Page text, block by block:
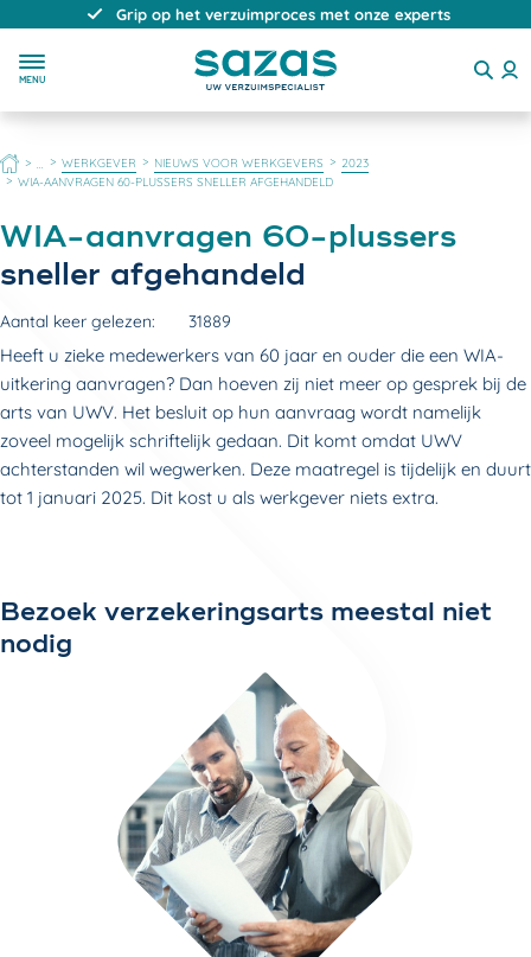
Direct, persoonlijk en deskundig advies
MENU
HOME WERKGEVER NIEUWS VOOR WERKGEVERS
2023
WIA-AANVRAGEN 60-PLUSSERS SNELLER AFGEHANDELD
WIA-aanvragen 60-plussers
sneller afgehandeld
Aantal keer gelezen: 31889
Heeft u zieke medewerkers van 60 jaar en ouder die een WIA-
uitkering aanvragen? Dan hoeven zij niet meer op gesprek bij de
arts van UWV. Het besluit op hun aanvraag wordt namelijk
zoveel mogelijk schriftelijk gedaan. Dit komt omdat UWV
achterstanden wil wegwerken. Deze maatregel is tijdelijk en duurt
tot 1 januari 2025. Dit kost u als werkgever niets extra.
Bezoek verzekeringsarts meestal niet
nodig